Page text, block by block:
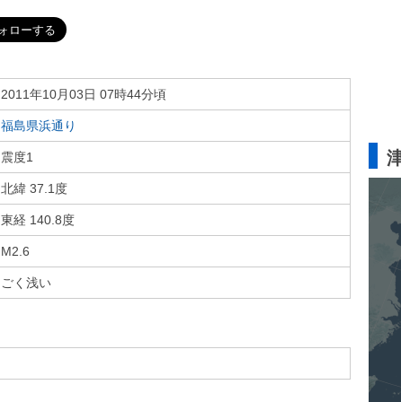
2011年10月03日 07時44分頃
福島県浜通り
震度1
北緯 37.1度
東経 140.8度
M2.6
ごく浅い